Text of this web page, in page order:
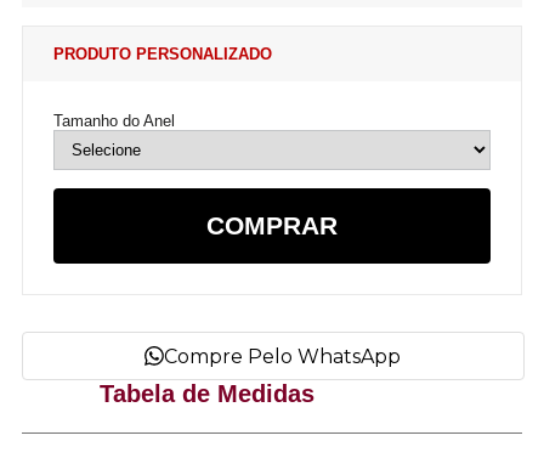
PRODUTO PERSONALIZADO
Tamanho do Anel
COMPRAR
Compre Pelo WhatsApp
Tabela de Medidas